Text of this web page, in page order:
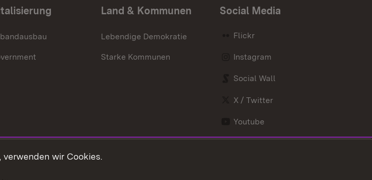
Land & Kommunen
Lebendige Demokratie
Starke Kommunen
Social Media
Flickr
Instagram
Social Wall
X / Twitter
Youtube
wir Cookies.